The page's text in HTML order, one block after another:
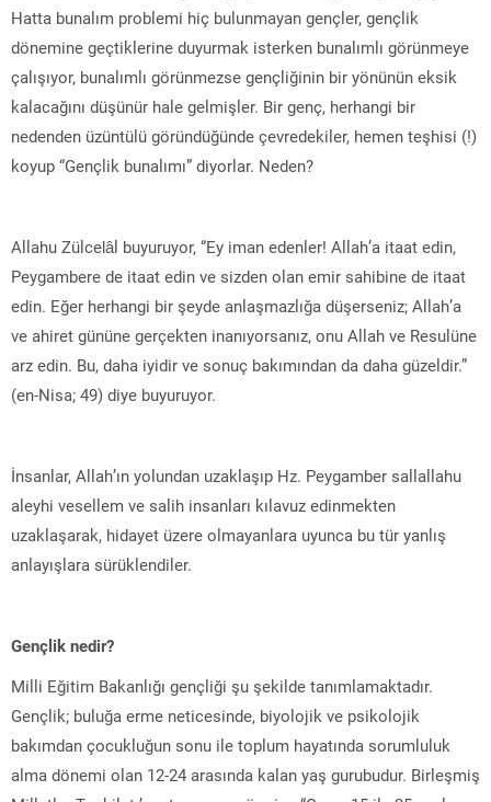
Hatta bunalım problemi hiç bulunmayan gençler, gençlik
dönemine geçtiklerine duyurmak isterken bunalımlı görünmeye
çalışıyor, bunalımlı görünmezse gençliğinin bir yönünün eksik
kalacağını düşünür hale gelmişler. Bir genç, herhangi bir
nedenden üzüntülü göründüğünde çevredekiler, hemen teşhisi (!)
koyup “Gençlik bunalımı” diyorlar. Neden?
Allahu Zülcelâl buyuruyor, “Ey iman edenler! Allah’a itaat edin,
Peygambere de itaat edin ve sizden olan emir sahibine de itaat
edin. Eğer herhangi bir şeyde anlaşmazlığa düşerseniz; Allah’a
ve ahiret gününe gerçekten inanıyorsanız, onu Allah ve Resulüne
arz edin. Bu, daha iyidir ve sonuç bakımından da daha güzeldir.”
(en-Nisa; 49) diye buyuruyor.
İnsanlar, Allah’ın yolundan uzaklaşıp Hz. Peygamber sallallahu
aleyhi vesellem ve salih insanları kılavuz edinmekten
uzaklaşarak, hidayet üzere olmayanlara uyunca bu tür yanlış
anlayışlara sürüklendiler.
Gençlik nedir?
Milli Eğitim Bakanlığı gençliği şu şekilde tanımlamaktadır.
Gençlik; buluğa erme neticesinde, biyolojik ve psikolojik
bakımdan çocukluğun sonu ile toplum hayatında sorumluluk
alma dönemi olan 12-24 arasında kalan yaş gurubudur. Birleşmiş